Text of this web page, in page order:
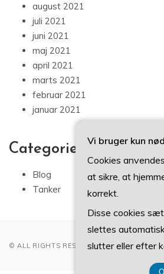
august 2021
juli 2021
juni 2021
maj 2021
april 2021
marts 2021
februar 2021
januar 2021
Categories
Blog
Tanker
© ALL RIGHTS RESERVED 2022
Vi bruger kun
Cookies
at sikre, at
korrekt.
Disse cookies
slettes
slutter eller efter